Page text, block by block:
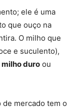
ele é uma
que ouço na
O milho que
e suculento),
milho duro ou
de mercado tem o